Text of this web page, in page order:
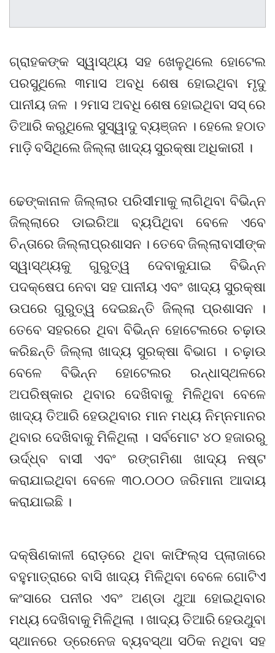
ଗ୍ରାହକଙ୍କ ସ୍ୱାସ୍ଥ୍ୟ ସହ ଖେଳୁଥିଲେ ହୋଟେଲ
ପରସୁଥିଲେ ୩ମାସ ଅବଧି ଶେଷ ହୋଇଥିବା ମୃଦୁ
ପାନୀୟ ଜଳ । ୨ମାସ ଅବଧି ଶେଷ ହୋଇଥିବା ସସ୍ ରେ
ତିଆରି କରୁଥିଲେ ସୁସ୍ୱାଦୁ ବ୍ୟଞ୍ଜନ । ହେଲେ ହଠାତ
ମାଡ଼ି ବସିଥିଲେ ଜିଲ୍ଲା ଖାଦ୍ୟ ସୁରକ୍ଷା ଅଧିକାରୀ ।
ଢେଙ୍କାନାଳ ଜିଲ୍ଲାର ପରିସୀମାକୁ ଲାଗିଥିବା ବିଭିନ୍ନ
ଜିଲ୍ଲାରେ ଡାଇରିଆ ବ୍ୟପିଥିବା ବେଳେ ଏବେ
ଚିନ୍ତାରେ ଜିଲ୍ଲାପ୍ରଶାସନ । ତେବେ ଜିଲ୍ଲାବାସୀଙ୍କ
ସ୍ୱାସ୍ଥ୍ୟକୁ ଗୁରୁତ୍ୱ ଦେବାକୁଯାଇ ବିଭିନ୍ନ
ପଦକ୍ଷେପ ନେବା ସହ ପାନୀୟ ଏବଂ ଖାଦ୍ୟ ସୁରକ୍ଷା
ଉପରେ ଗୁରୁତ୍ୱ ଦେଇଛନ୍ତି ଜିଲ୍ଲା ପ୍ରଶାସନ ।
ତେବେ ସହରରେ ଥିବା ବିଭିନ୍ନ ହୋଟେଲରେ ଚଢ଼ାଉ
କରିଛନ୍ତି ଜିଲ୍ଲା ଖାଦ୍ୟ ସୁରକ୍ଷା ବିଭାଗ । ଚଢ଼ାଉ
ବେଳେ ବିଭିନ୍ନ ହୋଟେଲର ରନ୍ଧାସ୍ଥଳରେ
ଅପରିଷ୍କାର ଥିବାର ଦେଖିବାକୁ ମିଳିଥିବା ବେଳେ
ଖାଦ୍ୟ ତିଆରି ହେଉଥିବାର ମାନ ମଧ୍ୟ ନିମ୍ନମାନର
ଥିବାର ଦେଖିବାକୁ ମିଳିଥିଲା । ସର୍ବମୋଟ ୪୦ ହଜାରରୁ
ଉର୍ଦ୍ଧ୍ବ ବାସୀ ଏବଂ ରଙ୍ଗମିଶା ଖାଦ୍ୟ ନଷ୍ଟ
କରାଯାଇଥିବା ବେଳେ ୩୦.୦୦୦ ଜରିମାନା ଆଦାୟ
କରାଯାଇଛି ।
ଦକ୍ଷିଣକାଳୀ ରୋଡ଼ରେ ଥିବା କାଫିଲ୍ସ ପ୍ଲାଜାରେ
ବହୁମାତ୍ରାରେ ବାସି ଖାଦ୍ୟ ମିଳିଥିବା ବେଳେ ଗୋଟିଏ
କଂସାରେ ପନୀର ଏବଂ ଅଣ୍ଡା ଥୁଆ ହୋଇଥିବାର
ମଧ୍ୟ ଦେଖିବାକୁ ମିଳିଥିଲା । ଖାଦ୍ୟ ତିଆରି ହେଉଥୁବା
ସ୍ଥାନରେ ଡ୍ରେନେଜ ବ୍ୟବସ୍ଥା ସଠିକ ନଥିବା ସହ